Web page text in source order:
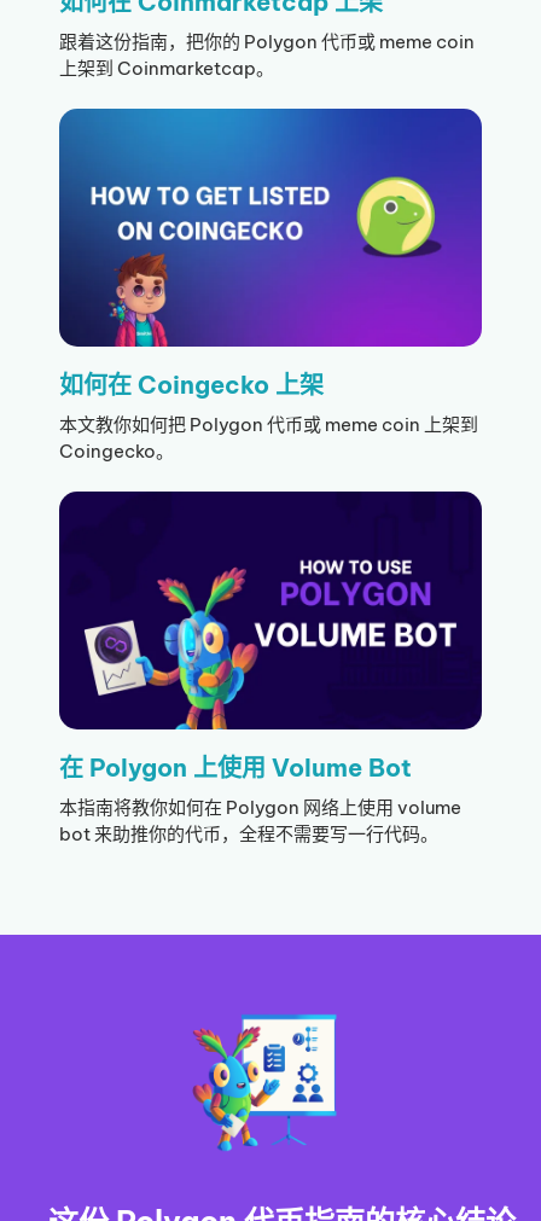
跟着这份指南，把你的 Polygon 代币或 meme coin
上架到 Coinmarketcap。
如何在 Coingecko 上架
本文教你如何把 Polygon 代币或 meme coin 上架到
Coingecko。
在 Polygon 上使用 Volume Bot
本指南将教你如何在 Polygon 网络上使用 volume
bot 来助推你的代币，全程不需要写一行代码。